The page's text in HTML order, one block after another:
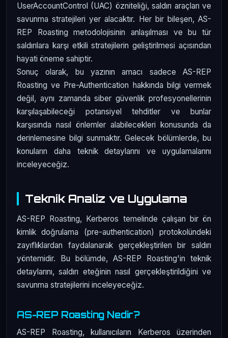
UserAccountControl (UAC) özniteliği, saldırı araçları ve
savunma stratejileri yer alacaktır. Her bir bileşen, AS-
REP Roasting metodolojisinin anlaşılması ve bu tür
saldırılara karşı etkili stratejilerin geliştirilmesi açısından
hayati öneme sahiptir.
Sonuç olarak, bu yazının amacı sadece AS-REP
Roasting ve Pre-Authentication hakkında bilgi vermek
değil, aynı zamanda siber güvenlik profesyonellerinin
karşılaşabileceği potansiyel tehditler ve bunlar
karşısında nasıl önlemler alabilecekleri konusunda da
derinlemesine bilgi sunmaktır. Gelecek bölümlerde, bu
konuların daha teknik detaylarını ve uygulamalarını
inceleyeceğiz.
Teknik Analiz ve Uygulama
AS-REP Roasting, Kerberos temelinde çalışan bir ön
kimlik doğrulama (pre-authentication) protokolündeki
zayıflıklardan faydalanarak gerçekleştirilen bir saldırı
yöntemidir. Bu bölümde, AS-REP Roasting'in teknik
detaylarını, saldırı eteğinin nasıl gerçekleştirildiğini ve
savunma stratejilerini inceleyeceğiz.
AS-REP Roasting Nedir?
AS-REP Roasting, kullanıcıların Kerberos üzerinden